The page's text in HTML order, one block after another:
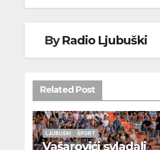
ByRadio Ljubuški
Related Post
LJUBUŠKI ŠPORT
Vašarovići svladali